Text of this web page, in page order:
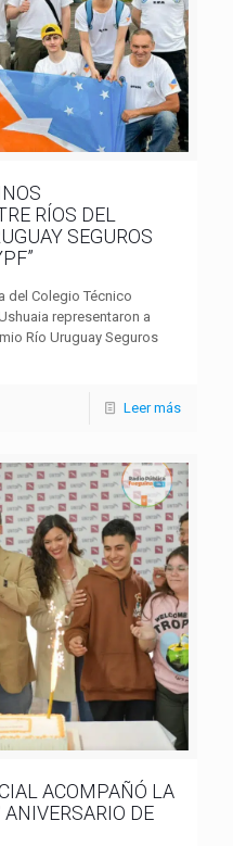
RÍOS DEL
SEGUROS
del Colegio Técnico
representaron a
Río Uruguay Seguros
Leer más
ACOMPAÑÓ LA
DE